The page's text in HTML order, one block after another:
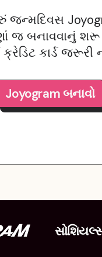
જન્મદિવસ
જ બનાવવાનું શરૂ
કાર્ડ જરૂરી
Joyogram બનાવો